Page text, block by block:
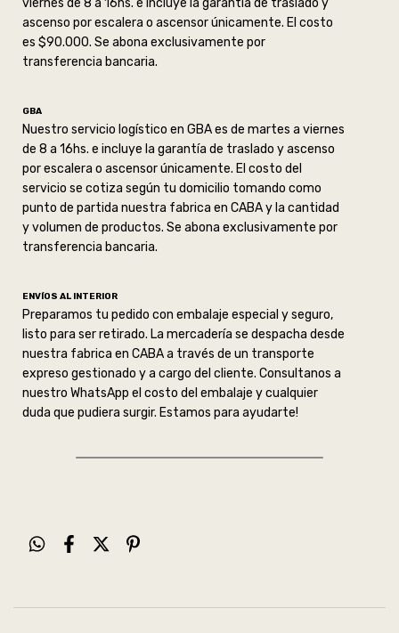
ascenso por escalera o ascensor únicamente. El costo
es $90.000. Se abona exclusivamente por
transferencia bancaria.
GBA
Nuestro servicio logístico en GBA es de martes a viernes
de 8 a 16hs. e incluye la garantía de traslado y ascenso
por escalera o ascensor únicamente. El costo del
servicio se cotiza según tu domicilio tomando como
punto de partida nuestra fabrica en CABA y la cantidad
y volumen de productos. Se abona exclusivamente por
transferencia bancaria.
ENVÍOS AL INTERIOR
Preparamos tu pedido con embalaje especial y seguro,
listo para ser retirado. La mercadería se despacha desde
nuestra fabrica en CABA a través de un transporte
expreso gestionado y a cargo del cliente. Consultanos a
nuestro WhatsApp el costo del embalaje y cualquier
duda que pudiera surgir. Estamos para ayudarte!